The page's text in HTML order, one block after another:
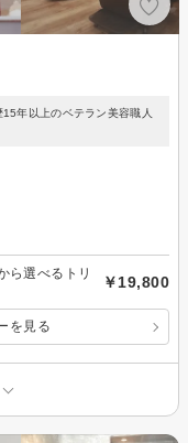
年以上のベテラン美容職人
ら選べるトリ
￥19,800
を見る